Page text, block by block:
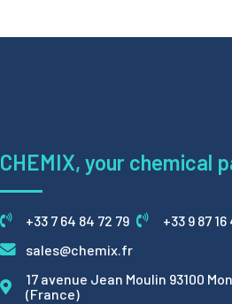
CHEMIX, your chemical
+33 7 64 84 72 79
+33 9 87 16
sales@chemix.fr
17 avenue Jean Moulin 93100
(France)